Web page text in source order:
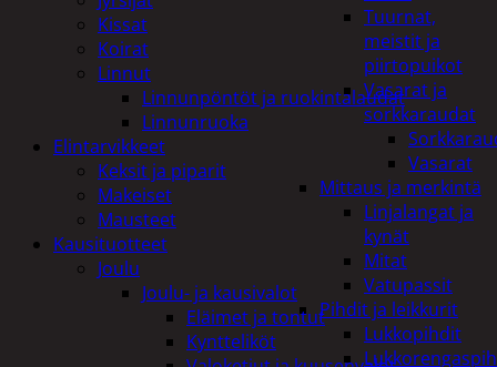
Tuurnat,
meistit ja
piirtopuikot
Vasarat ja
sorkkaraudat
Vasarat
Mittaus ja merkintä
Linjalangat ja
kynät
Mitat
Vatupassit
Pihdit ja leikkurit
Lukkopihdit
Kissat
Koirat
Linnut
Linnunpöntöt ja ruokintalaudat
Linnunruoka
Elintarvikkeet
Keksit ja piparit
Makeiset
Mausteet
Kausituotteet
Joulu
Joulu- ja kausivalot
Eläimet ja tontut
Kyntteliköt